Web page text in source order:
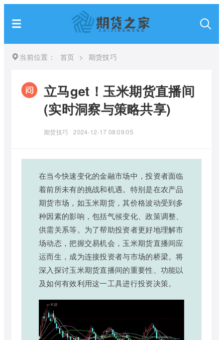
当前位置： 首页 > 期货技巧
立马get！玉米期货直播间
(实时洞察与策略共享)
期货技巧 2024-12-17 08:09:05
在当今快速变化的金融市场中，投资者面临
着前所未有的挑战和机遇。特别是在农产品
期货市场，如玉米期货，其价格波动受到多
种因素的影响，包括气候变化、政策调整、
供需关系等。为了帮助投资者更好地理解市
场动态，把握交易机会，玉米期货直播间应
运而生，成为连接投资者与市场的桥梁。将
深入探讨玉米期货直播间的重要性、功能以
及如何有效利用这一工具进行投资决策。